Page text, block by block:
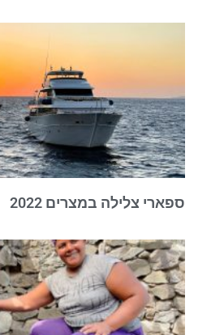
ספארי צלילה במצרים 2022